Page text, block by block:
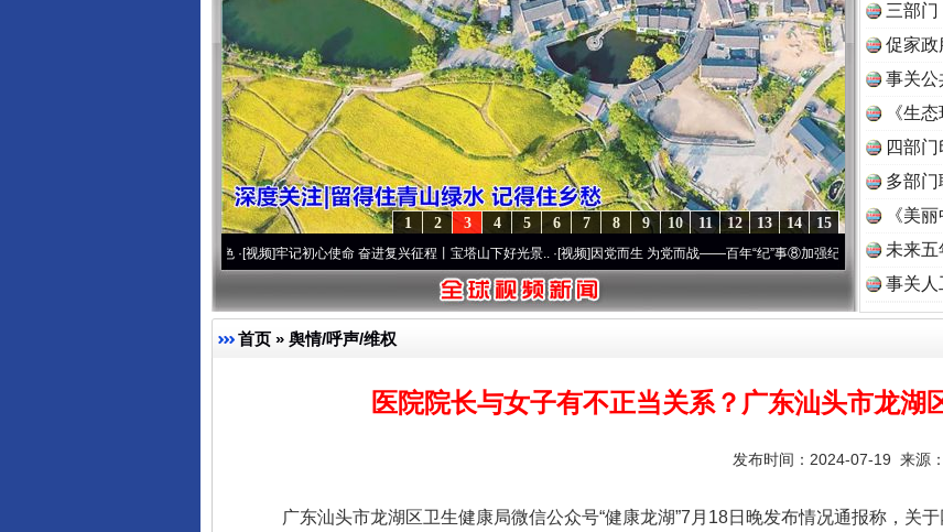
15
14
13
12
11
10
9
8
7
6
5
4
3
2
1
牢记初心使命 奋进复兴征程丨宝塔山下好光景..·[视频]因党而生 为党而战——百年“纪”事⑧加强纪律..·[视频]牢记初心使命 奋
三部
促家政
事关公
《生
读
四部
多部门
《美
未来
事关
首页 » 舆情/呼声/维权
医院院长与女子有不正当关系？广东汕头市龙湖
发布时间：2024-07-19 来源：
广东汕头市龙湖区卫生健康局微信公众号“健康龙湖”7月18日晚发布情况通报称，关